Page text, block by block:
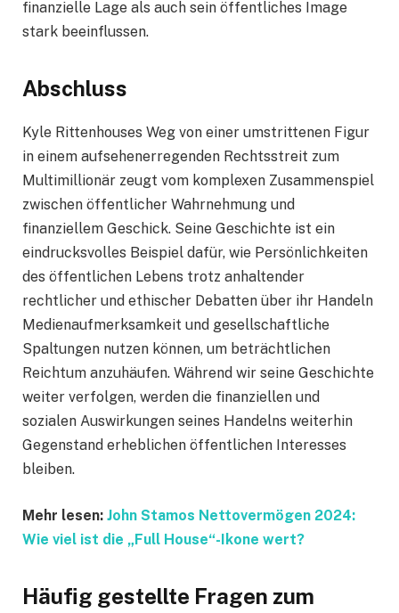
finanzielle Lage als auch sein öffentliches Image
stark beeinflussen.
Abschluss
Kyle Rittenhouses Weg von einer umstrittenen Figur
in einem aufsehenerregenden Rechtsstreit zum
Multimillionär zeugt vom komplexen Zusammenspiel
zwischen öffentlicher Wahrnehmung und
finanziellem Geschick. Seine Geschichte ist ein
eindrucksvolles Beispiel dafür, wie Persönlichkeiten
des öffentlichen Lebens trotz anhaltender
rechtlicher und ethischer Debatten über ihr Handeln
Medienaufmerksamkeit und gesellschaftliche
Spaltungen nutzen können, um beträchtlichen
Reichtum anzuhäufen. Während wir seine Geschichte
weiter verfolgen, werden die finanziellen und
sozialen Auswirkungen seines Handelns weiterhin
Gegenstand erheblichen öffentlichen Interesses
bleiben.
Mehr lesen: John Stamos Nettovermögen 2024:
Wie viel ist die „Full House“-Ikone wert?
Häufig gestellte Fragen zum